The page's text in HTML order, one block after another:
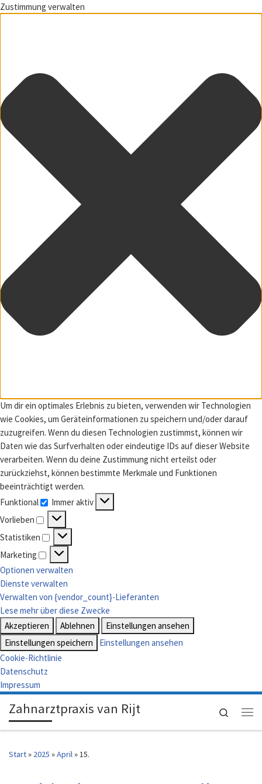
Zustimmung verwalten
Um dir ein optimales Erlebnis zu bieten, verwenden wir Technologien
wie Cookies, um Geräteinformationen zu speichern und/oder darauf
zuzugreifen. Wenn du diesen Technologien zustimmst, können wir
Daten wie das Surfverhalten oder eindeutige IDs auf dieser Website
verarbeiten. Wenn du deine Zustimmung nicht erteilst oder
zurückziehst, können bestimmte Merkmale und Funktionen
beeinträchtigt werden.
Funktional
Funktional
Immer aktiv
Vorlieben
Vorlieben
Statistiken
Statistiken
Marketing
Marketing
Optionen verwalten
Dienste verwalten
Verwalten von {vendor_count}-Lieferanten
Lese mehr über diese Zwecke
Akzeptieren
Ablehnen
Einstellungen ansehen
Einstellungen speichern
Einstellungen ansehen
Cookie-Richtlinie
Datenschutz
Impressum
Zum Inhalt springen
Zahnarztpraxis van Rijt
Search
Start» 2025 »April»15.